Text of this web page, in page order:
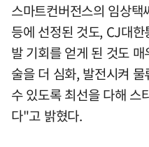
스마트컨버전스의 임상
등에 선정된 것도, CJ대
발 기회를 얻게 된 것도
술을 더 심화, 발전시켜
수 있도록 최선을 다해 스
다"고 밝혔다.